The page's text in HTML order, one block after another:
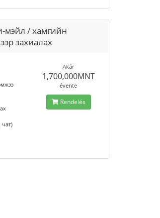
мэйл / хамгийн
захиалах
чат)
Akár
1,700,000MNT
évente
Rendelés